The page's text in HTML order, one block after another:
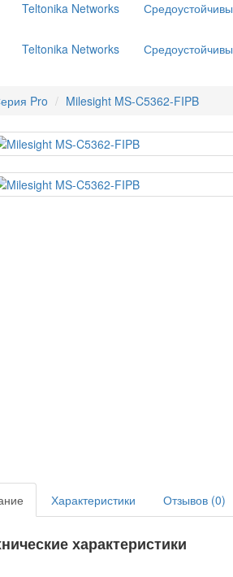
Teltonika Networks
Teltonika Networks
Pro Milesight MS-C5362-FIPB
Характеристики Отзывов (0)
характеристики